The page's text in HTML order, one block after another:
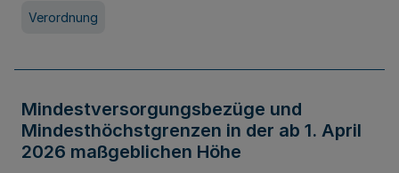
Verordnung
Mindestversorgungsbezüge und
Mindesthöchstgrenzen in der ab 1. April
2026 maßgeblichen Höhe